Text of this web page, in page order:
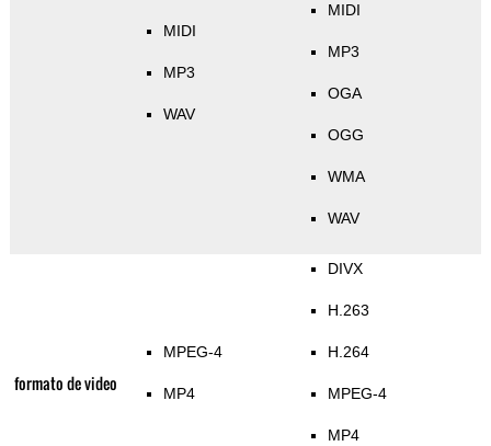
MIDI
MP3
WAV
MIDI
MP3
OGA
OGG
WMA
WAV
formato de video
MPEG-4
MP4
DIVX
H.263
H.264
MPEG-4
MP4